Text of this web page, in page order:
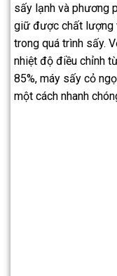
sấy lạnh và phương
giữ được chất lượng
trong quá trình sấy.
nhiệt độ điều chỉnh
85%, máy sấy cỏ
một cách nhanh